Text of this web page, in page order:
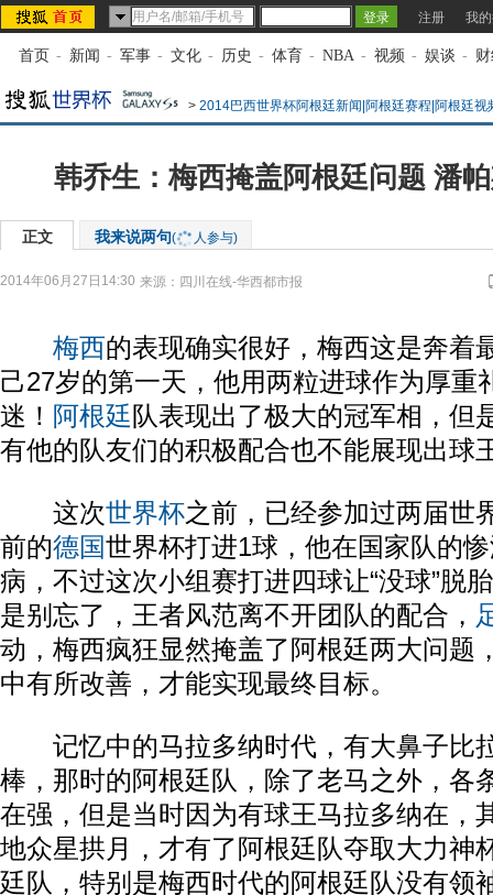
注册 我
首页 - 新闻 - 军事 - 文化 - 历史 - 体育 - NBA - 视频 - 娱谈 -
> 2014巴西世界杯阿根廷新闻|阿根廷赛程|阿根廷视
韩乔生：梅西掩盖阿根廷问题 潘
正文 我来说两句( 人参与)
2014年06月27日14:30 来源： 四川在线-华西都市报
梅西的表现确实很好，梅西这是奔着
己27岁的第一天，他用两粒进球作为厚重
迷！ 阿根廷队表现出了极大的冠军相，但
有他的队友们的积极配合也不能展现出球
这次世界杯之前，已经参加过两届世
前的德国世界杯打进1球，他在国家队的
病，不过这次小组赛打进四球让“没球”脱
是别忘了，王者风范离不开团队的配合，
动，梅西疯狂显然掩盖了阿根廷两大问题
中有所改善，才能实现最终目标。
记忆中的马拉多纳时代，有大鼻子比
棒，那时的阿根廷队，除了老马之外，各
在强，但是当时因为有球王马拉多纳在，
地众星拱月，才有了阿根廷队夺取大力神
廷队，特别是梅西时代的阿根廷队没有领